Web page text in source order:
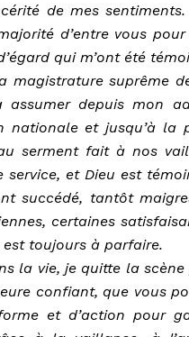
de mes
d’entre vous
qui m’ont été
magistrature suprême
assumer depuis mon
nationale et jusqu’à la
serment fait à nos
service, et Dieu est
succédé, tantôt
certaines
est toujours à parfaire.
la vie, je quitte la
confiant, que vous
et d’action pour